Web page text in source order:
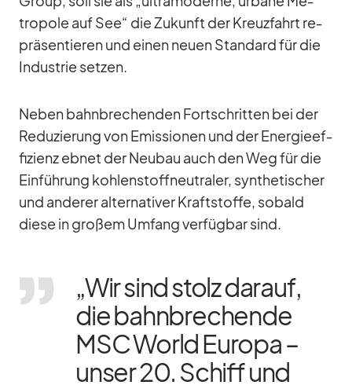
tro­pole auf See“ die Zu­kunft der Kreuz­fahrt re­
prä­sen­tie­ren und ei­nen neuen Stan­dard für die
In­dus­trie set­zen.
Ne­ben bahn­bre­chen­den Fort­schrit­ten bei der
Re­du­zie­rung von Emis­sio­nen und der En­er­gie­ef­
fi­zi­enz eb­net der Neu­bau auch den Weg für die
Ein­füh­rung koh­len­stoff­neu­tra­ler, syn­the­ti­scher
und an­de­rer al­ter­na­ti­ver Kraft­stoffe, so­bald
diese in gro­ßem Um­fang ver­füg­bar sind.
„Wir sind stolz dar­auf,
die bahn­bre­chende
MSC World Eu­ropa –
un­ser 20. Schiff und